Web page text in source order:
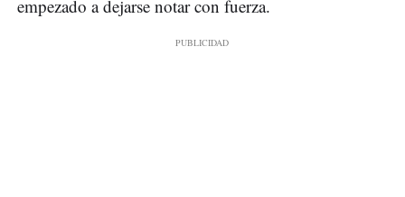
empezado a dejarse notar con fuerza.